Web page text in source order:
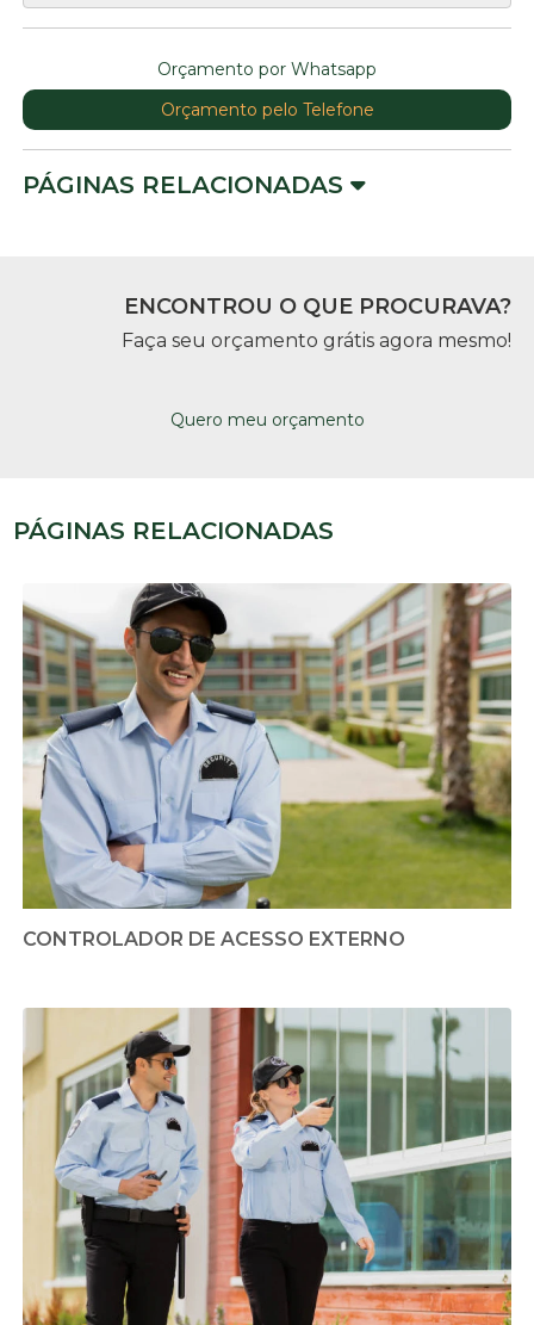
Orçamento por Whatsapp
Orçamento pelo Telefone
PÁGINAS RELACIONADAS
ENCONTROU O QUE PROCURAVA?
Faça seu orçamento grátis agora mesmo!
Quero meu orçamento
PÁGINAS RELACIONADAS
CONTROLADOR DE ACESSO EXTERNO